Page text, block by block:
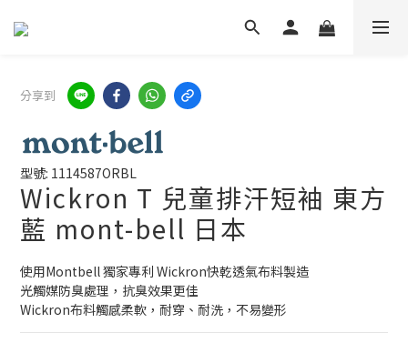
分享到
型號: 1114587ORBL
Wickron T 兒童排汗短袖 東方
藍 mont-bell 日本
使用Montbell 獨家專利 Wickron快乾透氣布料製造
光觸媒防臭處理，抗臭效果更佳
Wickron布料觸感柔軟，耐穿、耐洗，不易變形